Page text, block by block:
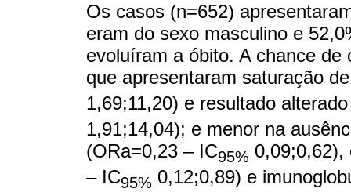
Os casos (n=652)
eram do sexo masculino e
evoluíram a óbito. A chance
que apresentaram saturação
1,69;11,20) e resultado
1,91;14,04); e menor na
(ORa=0,23 – IC95% 0,09;0,62),
– IC95% 0,12;0,89) e